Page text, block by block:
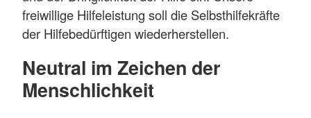
freiwillige Hilfeleistung soll die Selbsthilfekräfte
der Hilfebedürftigen wiederherstellen.
Neutral im Zeichen der
Menschlichkeit